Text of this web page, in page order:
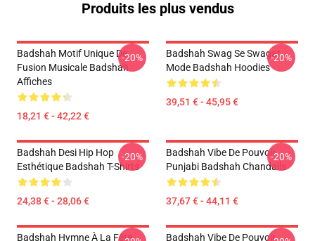
Produits les plus vendus
Badshah Motif Unique De
Fusion Musicale Badshah
Affiches
18,21 € - 42,22 €
-20%
Badshah Swag Se Swagat
Mode Badshah Hoodies
39,51 € - 45,95 €
-20%
Badshah Desi Hip Hop
Esthétique Badshah T-Shirts
24,38 € - 28,06 €
-20%
Badshah Vibe De Pouvoir
Punjabi Badshah Chandails
37,67 € - 44,11 €
-20%
Badshah Hymne À La Fête
Badshah Vibe De Pouvoir